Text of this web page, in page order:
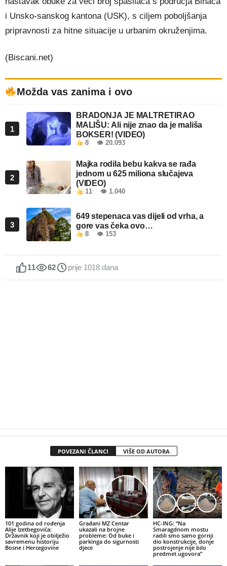
i Unsko-sanskog kantona (USK), s ciljem poboljšanja
pripravnosti za hitne situacije u urbanim okruženjima.
(Biscani.net)
Možda vas zanima i ovo
1
BRADONJA JE MALTRETIRAO
MALIŠU: Ali nije znao da je mališa
BOKSER! (VIDEO)
8 👁 20.093
2
Majka rodila bebu kakva se rađa
jednom u 625 miliona slučajeva
(VIDEO)
11 👁 1.040
3
649 stepenaca vas dijeli od vrha, a
gore vas čeka ovo…
8 👁 153
11 62 prije 1018 dana
POVEZANI ČLANCI VIŠE OD AUTORA
101 godina od rođenja
Alije Izetbegovića:
Državnik koji je obilježio
savremenu historiju
Bosne i Hercegovine
Građani MZ Centar
ukazali na brojne
probleme: Od buke i
parkinga do sigurnosti
djece
HC-ING: “Na
Smaragdnom mostu
radili smo samo gornji
dio konstrukcije, donje
postrojenje nije bilo
predmet ugovora”